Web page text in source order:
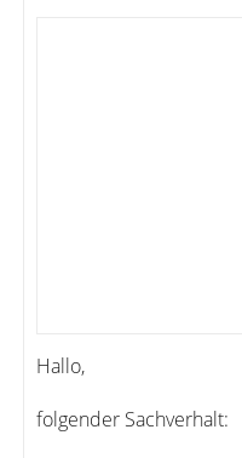
Hallo,
folgender Sachverhalt: